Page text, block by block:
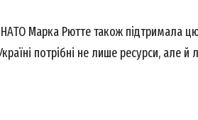
НАТО Марка Рютте також підтримала
потрібні не лише ресурси, але й